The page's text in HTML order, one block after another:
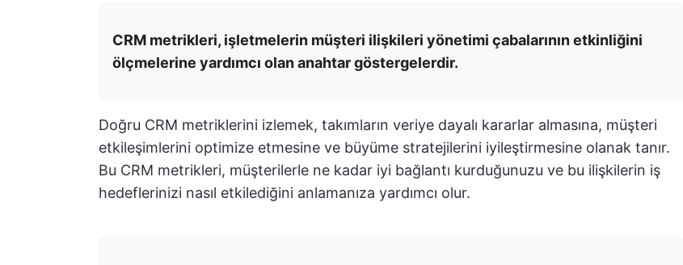
CRM metrikleri, işletmelerin müşteri ilişkileri yönetimi çabalarının etkinliğini
ölçmelerine yardımcı olan anahtar göstergelerdir.
Doğru CRM metriklerini izlemek, takımların veriye dayalı kararlar almasına, müşteri
etkileşimlerini optimize etmesine ve büyüme stratejilerini iyileştirmesine olanak tanır.
Bu CRM metrikleri, müşterilerle ne kadar iyi bağlantı kurduğunuzu ve bu ilişkilerin iş
hedeflerinizi nasıl etkilediğini anlamanıza yardımcı olur.